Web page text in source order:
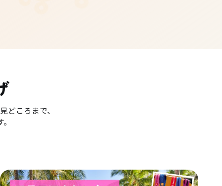
どころまで、